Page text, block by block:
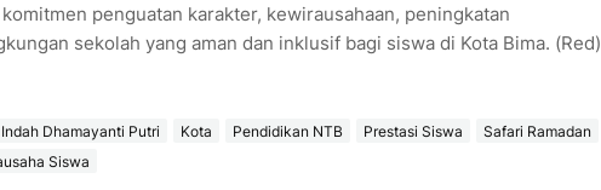
penguatan karakter, kewirausahaan, peningkatan
sekolah yang aman dan inklusif bagi siswa di Kota Bima. (Red)
Indah Dhamayanti Putri Kota Pendidikan NTB Prestasi Siswa
Safari Ramadan
Siswa